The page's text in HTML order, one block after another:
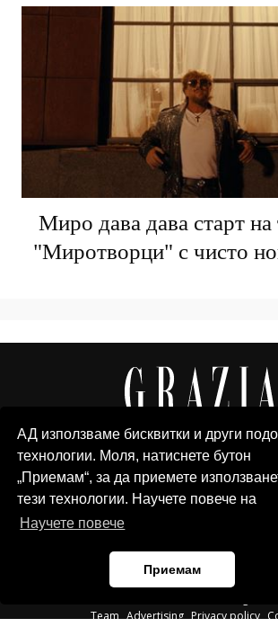
АД използваме бисквитки и други
технологии. Моля, натиснете бутон
„Приемам“, за да приемете
тези технологии. Научете повече на
Научете повече
Приемам
Миро дава дава старт на
"Миротворци" с чисто
Team Advertising Privacy policy